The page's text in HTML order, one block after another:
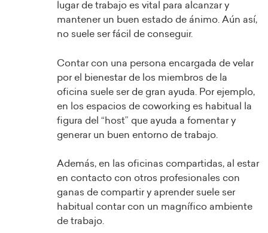
lugar de trabajo es vital para alcanzar y
mantener un buen estado de ánimo. Aún así,
no suele ser fácil de conseguir.
Contar con una persona encargada de velar
por el bienestar de los miembros de la
oficina suele ser de gran ayuda. Por ejemplo,
en los espacios de coworking es habitual la
figura del “host” que ayuda a fomentar y
generar un buen entorno de trabajo.
Además, en las oficinas compartidas, al estar
en contacto con otros profesionales con
ganas de compartir y aprender suele ser
habitual contar con un magnífico ambiente
de trabajo.